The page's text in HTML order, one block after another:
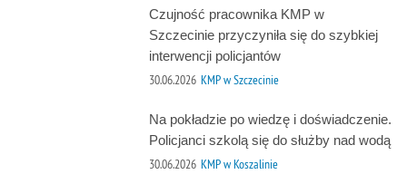
Czujność pracownika KMP w
Szczecinie przyczyniła się do szybkiej
interwencji policjantów
30.06.2026 KMP w Szczecinie
Na pokładzie po wiedzę i doświadczenie.
Policjanci szkolą się do służby nad wodą
30.06.2026 KMP w Koszalinie